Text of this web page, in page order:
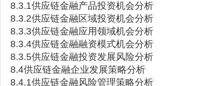
8.3.1供应链金融产品投资机会分析
8.3.2供应链金融区域投资机会分析
8.3.3供应链金融应用领域机会分析
8.3.4供应链金融融资模式机会分析
8.3.5供应链金融投资发展风险分析
8.4供应链金融企业发展策略分析
8.4.1供应链金融风险管理策略分析